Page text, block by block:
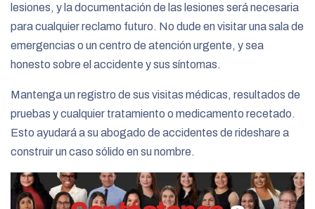
lesiones, y la documentación de las lesiones será necesaria
para cualquier reclamo futuro. No dude en visitar una sala de
emergencias o un centro de atención urgente, y sea
honesto sobre el accidente y sus síntomas.
Mantenga un registro de sus visitas médicas, resultados de
pruebas y cualquier tratamiento o medicamento recetado.
Esto ayudará a su abogado de accidentes de rideshare a
construir un caso sólido en su nombre.